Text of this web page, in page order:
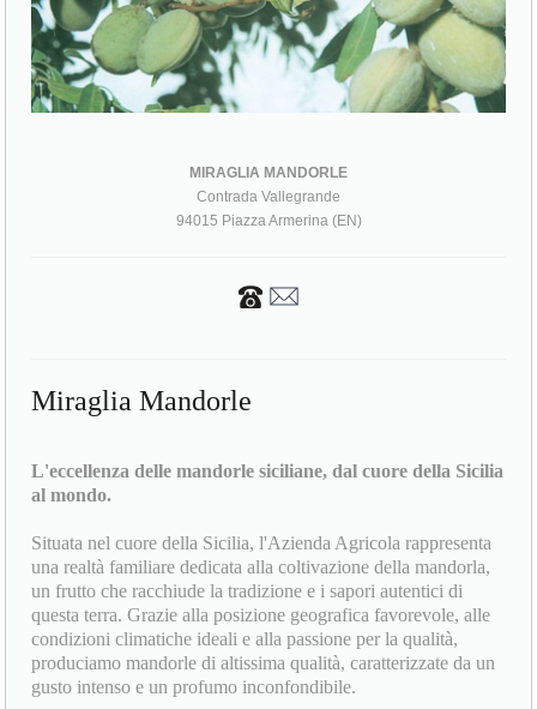
MIRAGLIA MANDORLE
Contrada Vallegrande
94015 Piazza Armerina (EN)
Miraglia Mandorle
L'eccellenza delle mandorle siciliane, dal cuore della Sicilia
al mondo.
Situata nel cuore della Sicilia, l'Azienda Agricola rappresenta
una realtà familiare dedicata alla coltivazione della mandorla,
un frutto che racchiude la tradizione e i sapori autentici di
questa terra. Grazie alla posizione geografica favorevole, alle
condizioni climatiche ideali e alla passione per la qualità,
produciamo mandorle di altissima qualità, caratterizzate da un
gusto intenso e un profumo inconfondibile.